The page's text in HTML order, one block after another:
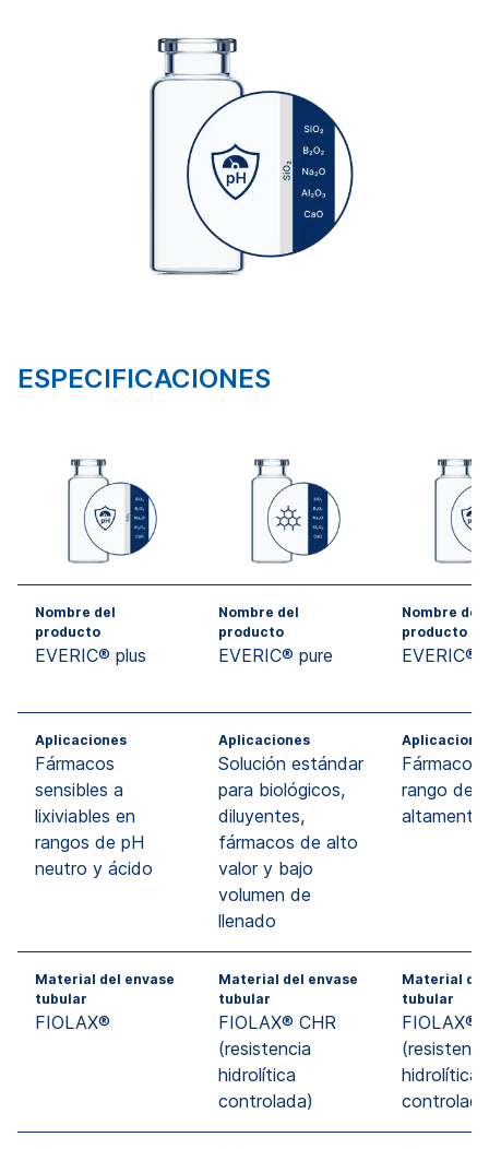
ESPECIFICACIONES
Nombre del
producto
EVERIC® plus
Nombre del
producto
EVERIC® pure
Nombre del
producto
EVERIC®
Aplicaciones
Fármacos
sensibles a
lixiviables en
rangos de pH
neutro y ácido
Aplicaciones
Solución estándar
para biológicos,
diluyentes,
fármacos de alto
valor y bajo
volumen de
llenado
Fármacos
rango de
altamente
Material del envase
tubular
FIOLAX®
Material del envase
tubular
FIOLAX® CHR
(resistencia
hidrolítica
controlada)
Material del
tubular
FIOLAX®
hidrolítica